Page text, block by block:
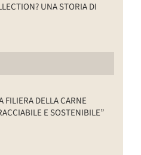
UNA STORIA DI
FILIERA DELLA CARNE
E SOSTENIBILE”